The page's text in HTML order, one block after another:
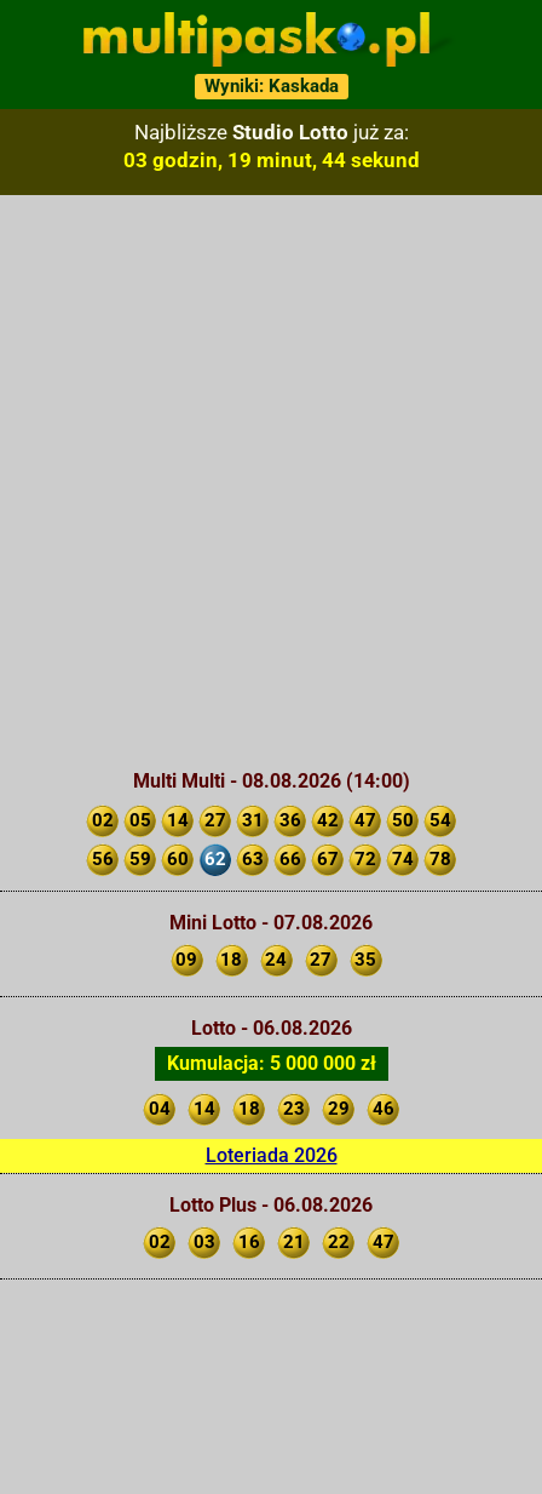
Wyniki: Kaskada
Najbliższe Studio Lotto już za:
03 godzin, 19 minut, 43 sekund
Multi Multi - 08.08.2026 (14:00)
02 05 14 27 31 36 42 47 50
54
56
59 60 62 63 66 67 72 74 78
Mini Lotto - 07.08.2026
09 18 24 27 35
Lotto - 06.08.2026
Kumulacja: 5 000 000 zł
04 14 18 23 29 46
Loteriada 2026
Lotto Plus - 06.08.2026
02 03 16 21 22 47